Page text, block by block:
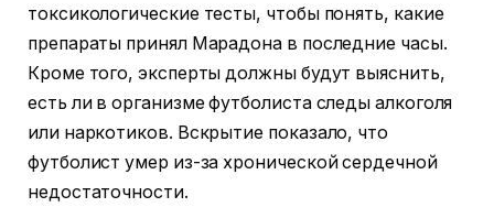
токсикологические тесты, чтобы понять, какие
препараты принял Марадона в последние часы.
Кроме того, эксперты должны будут выяснить,
есть ли в организме футболиста следы алкоголя
или наркотиков. Вскрытие показало, что
футболист умер из-за хронической сердечной
недостаточности.